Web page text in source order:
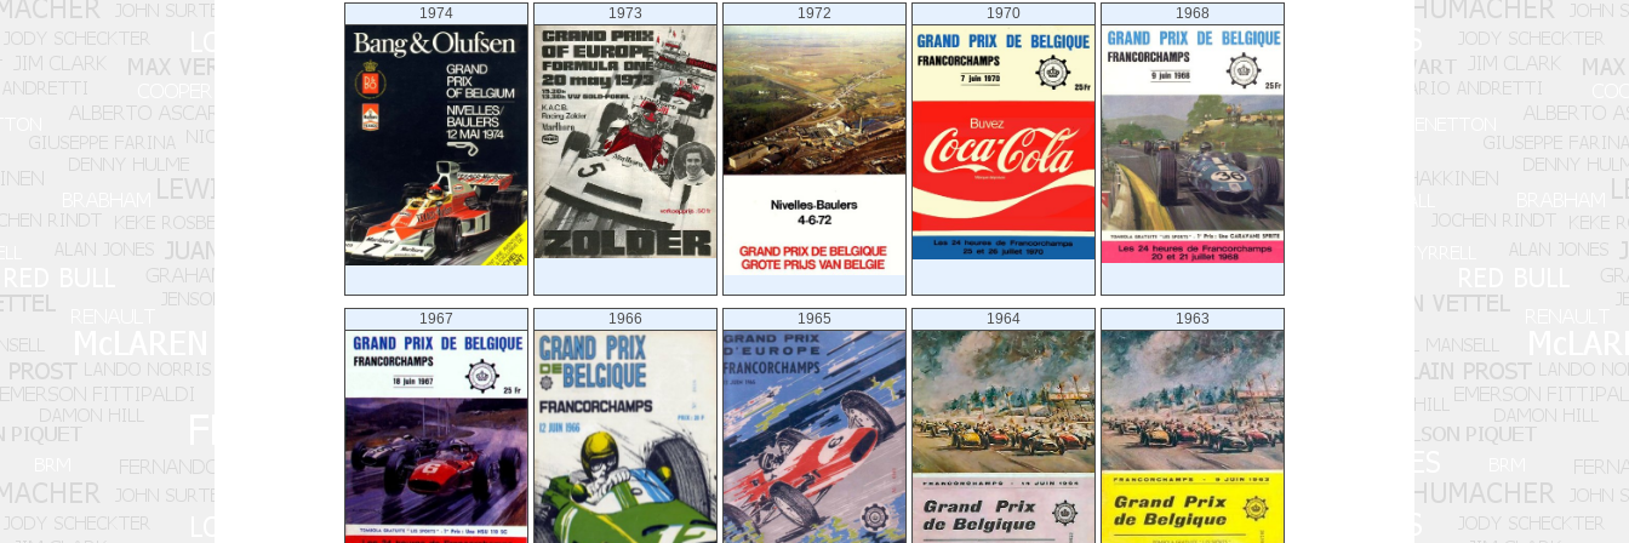
1974 1973 1972 1970 1968
1967 1966 1965 1964 1963